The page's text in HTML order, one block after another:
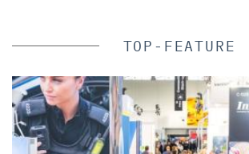
TOP-FEATURE